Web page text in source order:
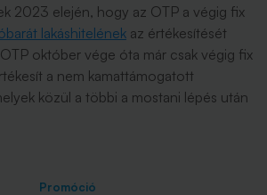
2023 elején, hogy az OTP a végig fix
lakáshitelének az értékesítését
október vége óta már csak végig fix
a nem kamattámogatott
közül a többi a mostani lépés után
Promóció